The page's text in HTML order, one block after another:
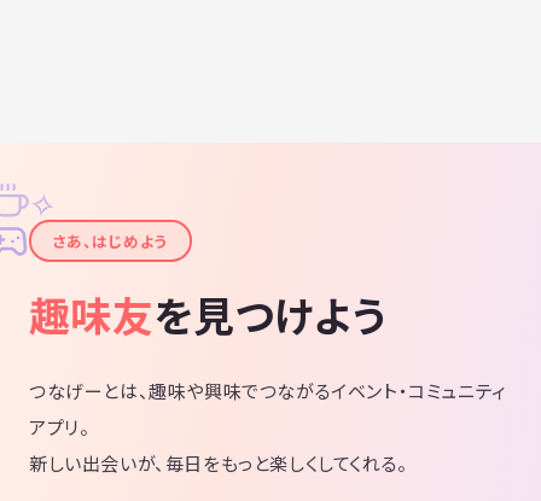
✦
✧
さあ、はじめよう
趣味友を見つけよう
つなげーとは、趣味や興味でつながるイベント・コミュニティ
アプリ。
新しい出会いが、毎日をもっと楽しくしてくれる。